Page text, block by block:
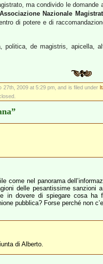
ma condivido le
Associazione Nazionale
di potere e di
politica, de magistris, apicella,
2009 at 5:29 pm, and is filed under
come nel panorama
delle pesantissime sanzioni
in dovere di spiegare cosa
pubblica? Forse perché non
di Alberto.